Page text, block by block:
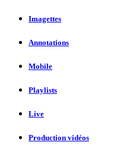
Imagettes
Annotations
Mobile
Playlists
Live
Production vidéos